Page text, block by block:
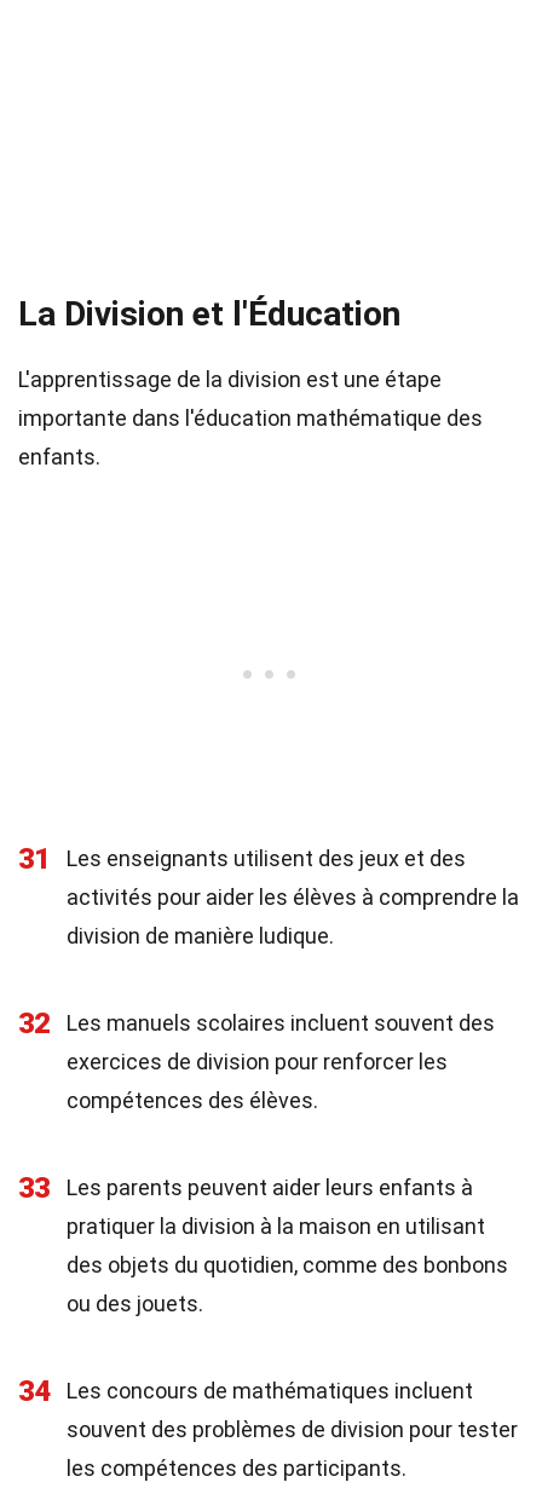
La Division et l'Éducation
L'apprentissage de la division est une étape
importante dans l'éducation mathématique des
enfants.
31
Les enseignants utilisent des jeux et des
activités pour aider les élèves à comprendre la
division de manière ludique.
32
Les manuels scolaires incluent souvent des
exercices de division pour renforcer les
compétences des élèves.
33
Les parents peuvent aider leurs enfants à
pratiquer la division à la maison en utilisant
des objets du quotidien, comme des bonbons
ou des jouets.
34
Les concours de mathématiques incluent
souvent des problèmes de division pour tester
les compétences des participants.